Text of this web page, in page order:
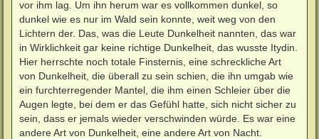
vor ihm lag. Um ihn herum war es vollkommen dunkel, so
dunkel wie es nur im Wald sein konnte, weit weg von den
Lichtern der. Das, was die Leute Dunkelheit nannten, das war
in Wirklichkeit gar keine richtige Dunkelheit, das wusste Itydin.
Hier herrschte noch totale Finsternis, eine schreckliche Art
von Dunkelheit, die überall zu sein schien, die ihn umgab wie
ein furchterregender Mantel, die ihm einen Schleier über die
Augen legte, bei dem er das Gefühl hatte, sich nicht sicher zu
sein, dass er jemals wieder verschwinden würde. Es war eine
andere Art von Dunkelheit, eine andere Art von Nacht.